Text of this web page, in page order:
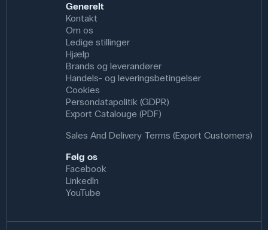
Generelt
Kontakt
Om os
Ledige stillinger
Hjælp
Brands og leverandører
Handels- og leveringsbetingelser
Cookies
Persondatapolitik (GDPR)
Export Catalouge (PDF)
Sales And Delivery Terms (Export Customers)
Følg os
Facebook
LinkedIn
YouTube